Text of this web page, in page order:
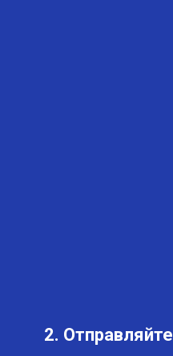
2. Отправляйте